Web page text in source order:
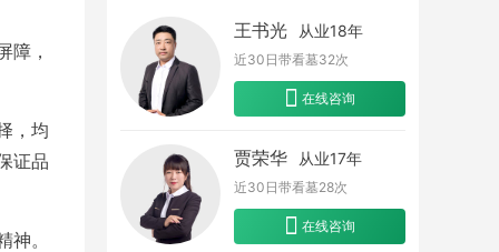
障，
，均
证品
。
王书光 从业18年
近30日带看墓32次
在线咨询
贾荣华 从业17年
近30日带看墓28次
在线咨询